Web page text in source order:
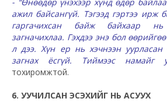
ажил байсангүй. Тэгээд гэртээ ирж
гаргачихсан байж байхаар нь
загначихлаа. Гэхдээ энэ бол
л дээ. Хүн ер нь хэчнээн
загнах ёсгүй. Тиймээс намайг
тохиромжтой.
6. УУЧИЛСАН ЭСЭХИЙГ НЬ АСУУХ